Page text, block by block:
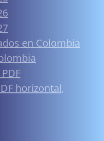
en Colombia
horizontal,